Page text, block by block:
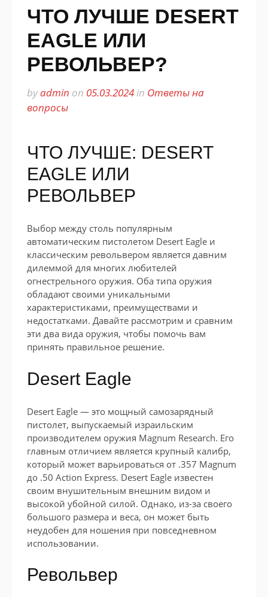
ЧТО ЛУЧШЕ DESERT
EAGLE ИЛИ
РЕВОЛЬВЕР?
byadmin on 05.03.2024in Ответы на
вопросы
ЧТО ЛУЧШЕ: DESERT
EAGLE ИЛИ
РЕВОЛЬВЕР
Выбор между столь популярным
автоматическим пистолетом Desert Eagle и
классическим револьвером является давним
дилеммой для многих любителей
огнестрельного оружия. Оба типа оружия
обладают своими уникальными
характеристиками, преимуществами и
недостатками. Давайте рассмотрим и сравним
эти два вида оружия, чтобы помочь вам
принять правильное решение.
Desert Eagle
Desert Eagle — это мощный самозарядный
пистолет, выпускаемый израильским
производителем оружия Magnum Research. Его
главным отличием является крупный калибр,
который может варьироваться от .357 Magnum
до .50 Action Express. Desert Eagle известен
своим внушительным внешним видом и
высокой убойной силой. Однако, из-за своего
большого размера и веса, он может быть
неудобен для ношения при повседневном
использовании.
Револьвер